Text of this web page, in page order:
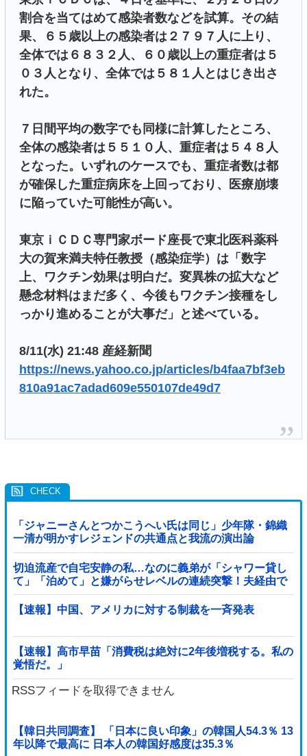
割合を当てはめて感染者数などを試算。その結
果、６５歳以上の感染者は２７９７人に上り、
全体では６８３２人、６０歳以上の重症者は５
０３人となり、全体では５８１人とはじき出さ
れた。
７日間平均の数字でも同様に計算したところ、
全体の感染者は５５１０人、重症者は５４８人
となった。いずれのケースでも、重症者数は都
が確保した重症病床を上回っており、医療崩壊
に陥っていた可能性が高い。
東京ｉＣＤＣ専門家ボード座長で東北医科薬科
大の賀来満夫特任教授（感染症学）は「数字
上、ワクチン効果は明白だ。変異株の拡大など
懸念材料はまだ多く、今後もワクチン接種をし
っかり進めることが大事だ」と述べている。
8/11(水) 21:48 産経新聞
https://news.yahoo.co.jp/articles/b4faa7bf3eb
810a91ac7adad609e550107de49d7
「ジャニーさんとつかこうへい氏は同じ」少年隊・錦織
一清が明かすレジェンドの共通点と我流の演出論
切迫流産で自宅安静の私…なのに義弟が「シャワー貸し
て」「泊めて」と嫌がらせレベルの連続突撃！夫経由で
断ると私に直接LINEしてきて絶句←大人しく自宅の風呂
に入れよ
【速報】中国、アメリカに対する制裁を一斉発表
【速報】高市早苗「消費税は絶対に2年後増税する。私の
覚悟だ。」
RSSフィードを取得できません
【韓日共同調査】 「日本に良い印象」の韓国人54.3％ 13
年以降で最高に 日本人の韓国好感度は35.3％